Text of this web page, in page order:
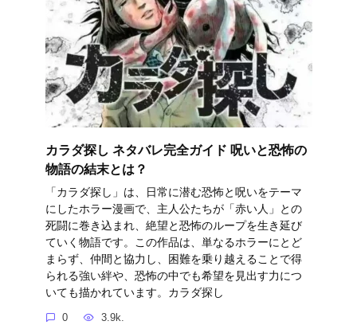
カラダ探し ネタバレ完全ガイド 呪いと恐怖の
物語の結末とは？
「カラダ探し」は、日常に潜む恐怖と呪いをテーマ
にしたホラー漫画で、主人公たちが「赤い人」との
死闘に巻き込まれ、絶望と恐怖のループを生き延び
ていく物語です。この作品は、単なるホラーにとど
まらず、仲間と協力し、困難を乗り越えることで得
られる強い絆や、恐怖の中でも希望を見出す力につ
いても描かれています。カラダ探し
0 3.9k.